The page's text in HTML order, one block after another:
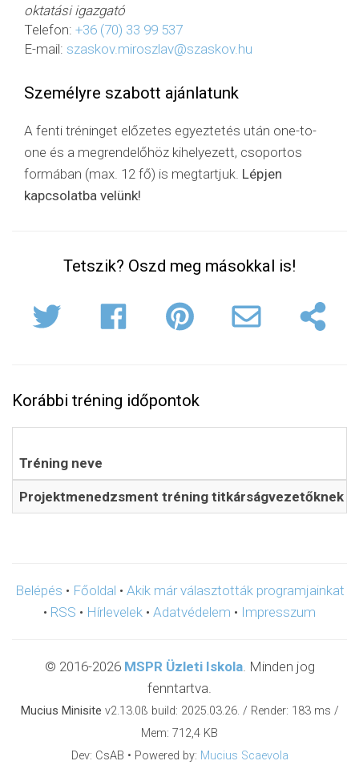
oktatási igazgató
Telefon: +36 (70) 33 99 537
E-mail: szaskov.miroszlav@szaskov.hu
Személyre szabott ajánlatunk
A fenti tréninget előzetes egyeztetés után one-to-
one és a megrendelőhöz kihelyezett, csoportos
formában (max. 12 fő) is megtartjuk. Lépjen
kapcsolatba velünk!
Tetszik? Oszd meg másokkal is!
Korábbi tréning időpontok
Tréning neve
Projektmenedzsment tréning titkárságvezetőknek
Belépés • Főoldal • Akik már választották programjainkat
• RSS • Hírlevelek • Adatvédelem • Impresszum
© 2016-2026 MSPR Üzleti Iskola. Minden jog
fenntartva.
Mucius Minisite v2.13.0ß build: 2025.03.26. / Render: 183 ms /
Mem: 712,4 KB
Dev: CsAB • Powered by: Mucius Scaevola